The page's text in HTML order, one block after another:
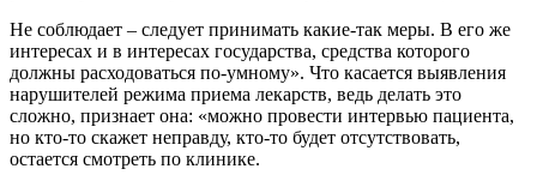
Не соблюдает – следует принимать какие-так меры. В его же
интересах и в интересах государства, средства которого
должны расходоваться по-умному». Что касается выявления
нарушителей режима приема лекарств, ведь делать это
сложно, признает она: «можно провести интервью пациента,
но кто-то скажет неправду, кто-то будет отсутствовать,
остается смотреть по клинике.